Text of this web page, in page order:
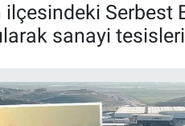
Serbest
sanayi